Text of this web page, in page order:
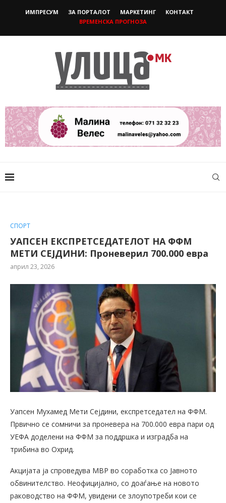
ИМПРЕСУМ ЗА ПОРТАЛОТ МАРКЕТИНГ
КОНТАКТ
ВРЕМЕНСКА ПРОГНОЗА
СПОРТ
УАПСЕН ЕКСПРЕТСЕДАТЕЛОТ НА ФФМ
МЕТИ СЕЈДИНИ: Проневерил 700.000 евра
април 23, 2026
Уапсен Мухамед Мети Сејдини, експретседател на ФФМ.
Првично се сомничи за проневера на 700.000 евра пари од
УЕФА доделени на ФФМ за поддршка и изградба на
трибина во Охрид.
Акцијата ја спроведува МВР во соработка со Јавното
обвинителство. Неофицијално, со доаѓање на новото
раководство на ФФМ, увидени се злоупотреби кои се